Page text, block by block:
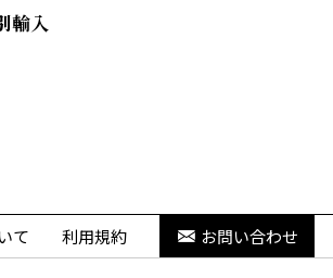
輸入
て 利用規約 お問い合わせ